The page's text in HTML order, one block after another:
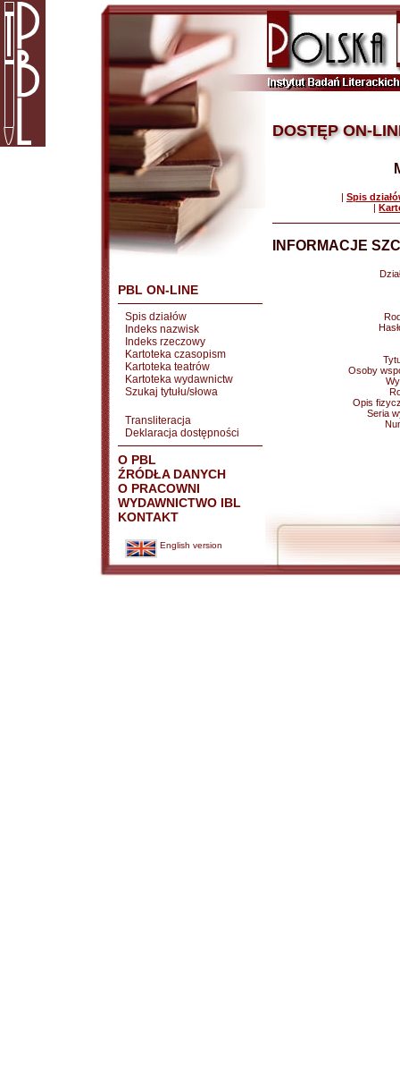
PBL ON-LINE
Spis działów
Indeks nazwisk
Indeks rzeczowy
Kartoteka czasopism
Kartoteka teatrów
Kartoteka wydawnictw
Szukaj tytułu/słowa
Transliteracja
Deklaracja dostępności
O PBL
ŹRÓDŁA DANYCH
O PRACOWNI
WYDAWNICTWO IBL
KONTAKT
English version
DOSTĘP ON-
| Spis
|
INFORMACJE
Osoby
Opis
Seria